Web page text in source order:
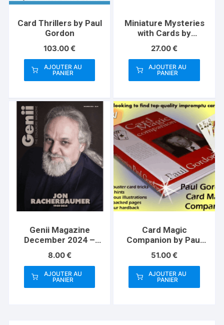
Card Thrillers by Paul
Gordon
103.00€
AJOUTER AU
PANIER
Miniature Mysteries
with Cards by
27.00€
AJOUTER AU
PANIER
Genii Magazine
December 2024 –
8.00€
AJOUTER AU
PANIER
Card Magic
Companion by Paul
51.00€
AJOUTER AU
PANIER